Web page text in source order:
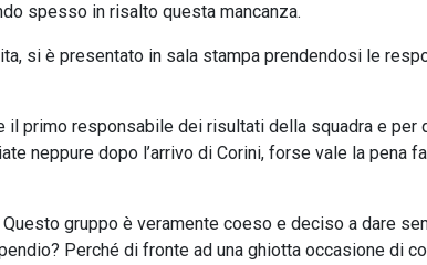
spesso in risalto questa mancanza.
si è presentato in sala stampa prendendosi le
il primo responsabile dei risultati della squadra e
neppure dopo l’arrivo di Corini, forse vale la pena
Questo gruppo è veramente coeso e deciso a dare
Perché di fronte ad una ghiotta occasione di